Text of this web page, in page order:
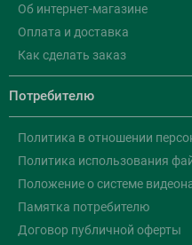
Об интернет-магазине
Оплата и доставка
Как сделать заказ
Потребителю
Политика в отношении
Политика использования
Положение о системе
Памятка потребителю
Договор публичной оферты